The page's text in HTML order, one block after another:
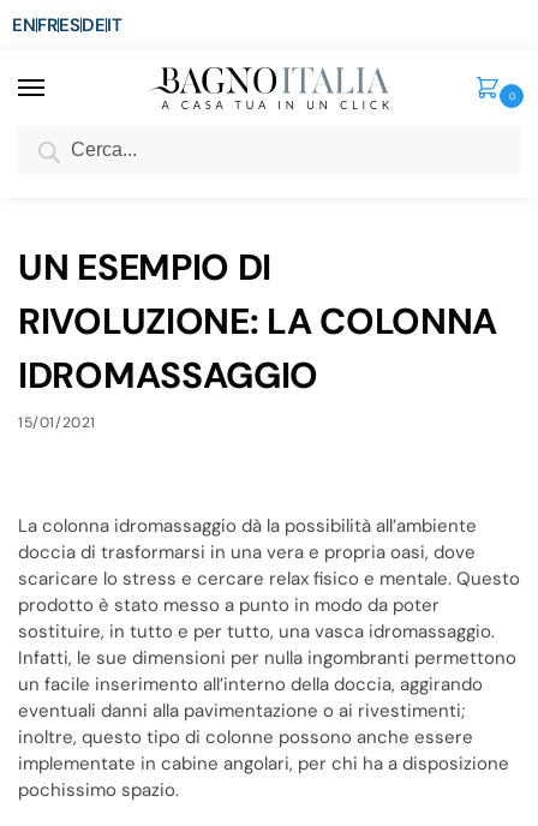
ENFRESDEIT
0
SCONTO del 3%
UN ESEMPIO DI
RIVOLUZIONE: LA COLONNA
IDROMASSAGGIO
15/01/2021
La colonna idromassaggio dà la possibilità all’ambiente
doccia di trasformarsi in una vera e propria oasi, dove
scaricare lo stress e cercare relax fisico e mentale. Questo
prodotto è stato messo a punto in modo da poter
sostituire, in tutto e per tutto, una vasca idromassaggio.
Infatti, le sue dimensioni per nulla ingombranti permettono
un facile inserimento all’interno della doccia, aggirando
eventuali danni alla pavimentazione o ai rivestimenti;
inoltre, questo tipo di colonne possono anche essere
implementate in cabine angolari, per chi ha a disposizione
pochissimo spazio.